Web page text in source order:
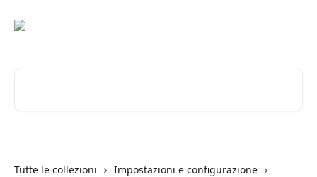
Tutte le collezioni
Impostazioni e configurazione